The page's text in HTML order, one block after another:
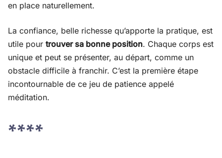
en place naturellement.
La confiance, belle richesse qu’apporte la pratique, est
utile pour trouver sa bonne position. Chaque corps est
unique et peut se présenter, au départ, comme un
obstacle difficile à franchir. C’est la première étape
incontournable de ce jeu de patience appelé
méditation.
****